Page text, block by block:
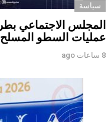
سياسة
المجلس الاجتماعي
عمليات السطو المسلح
8 ساعات ago